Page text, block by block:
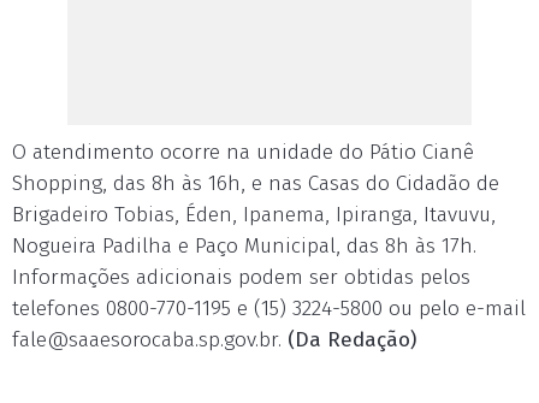
O atendimento ocorre na unidade do Pátio Cianê
Shopping, das 8h às 16h, e nas Casas do Cidadão de
Brigadeiro Tobias, Éden, Ipanema, Ipiranga, Itavuvu,
Nogueira Padilha e Paço Municipal, das 8h às 17h.
Informações adicionais podem ser obtidas pelos
telefones 0800-770-1195 e (15) 3224-5800 ou pelo e-mail
fale@saaesorocaba.sp.gov.br. (Da Redação)